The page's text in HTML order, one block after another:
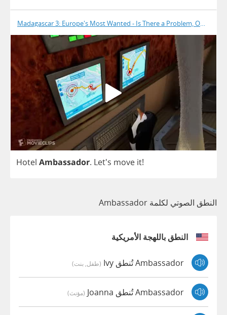
Madagascar 3: Europe's Most Wanted - Is There a Problem, Officer?
Hotel Ambassador. Let's move it!
النطق الصوتي لكلمة Ambassador
النطق باللهجة الأمريكية
Ambassador تُنطق Ivy (طفل, بنت)
Ambassador تُنطق Joanna (مؤنث)